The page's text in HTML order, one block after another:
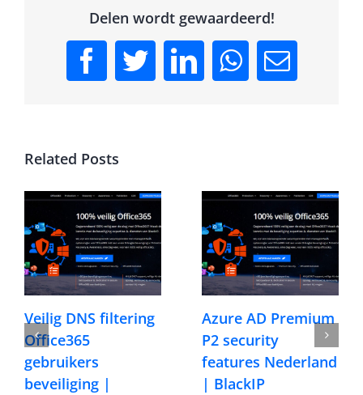
Delen wordt gewaardeerd!
Facebook
TwitterLinkedInWhatsApp
Email
Related Posts
Veilig DNS filtering
Office365
gebruikers
beveiliging |
Azure AD Premium
P2 security
features Nederland
| BlackIP